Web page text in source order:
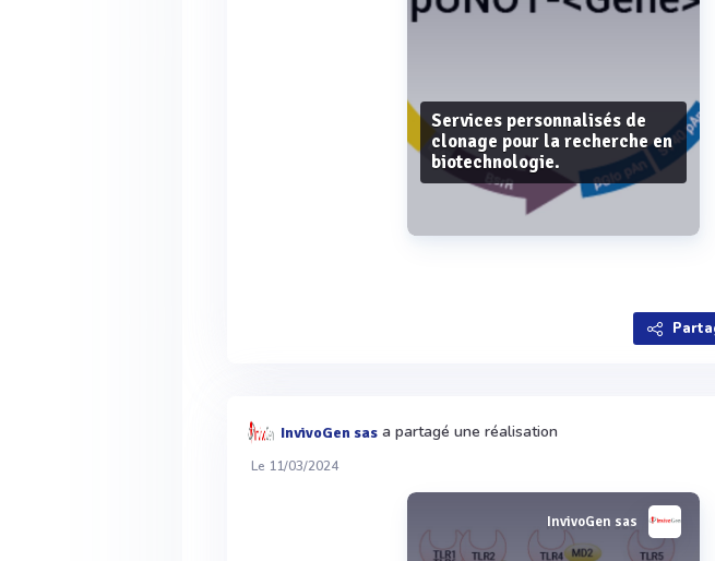
Services personnalisés de
clonage pour la recherche en
biotechnologie.
InvivoGen sas a partagé une réalisation
Le 11/03/2024
InvivoGen sas